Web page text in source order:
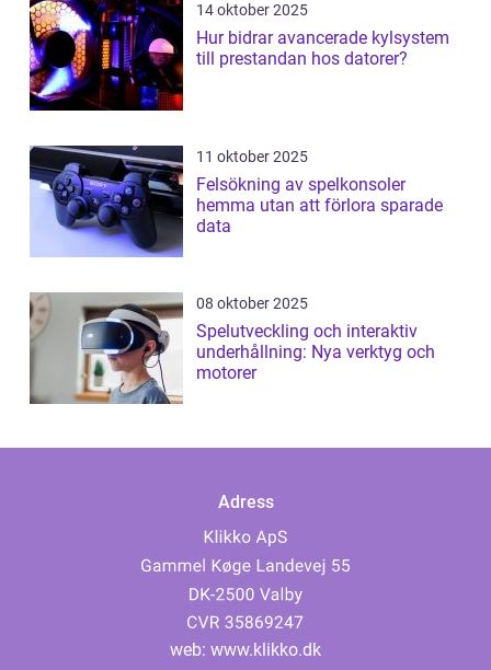
14 oktober 2025
Hur bidrar avancerade kylsystem
till prestandan hos datorer?
11 oktober 2025
Felsökning av spelkonsoler
hemma utan att förlora sparade
data
08 oktober 2025
Spelutveckling och interaktiv
underhållning: Nya verktyg och
motorer
Adress
web: www.klikko.dk